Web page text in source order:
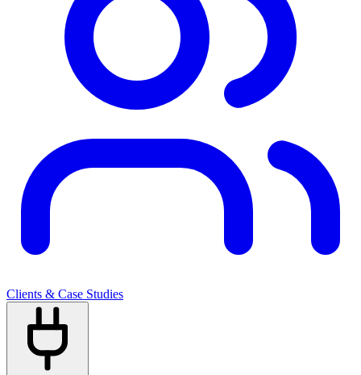
Clients & Case Studies